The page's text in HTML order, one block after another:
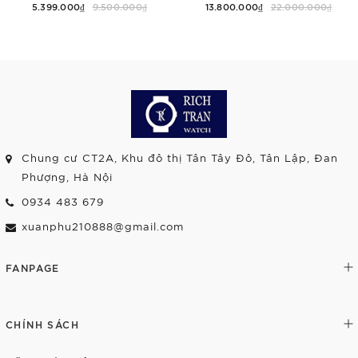
5.399.000₫ 9.500.000₫ 13.800.000₫ 22.000.000₫
Chung cư CT2A, Khu đô thị Tân Tây Đô, Tân Lập, Đan
Phượng, Hà Nội
0934 483 679
xuanphu210888@gmail.com
FANPAGE
CHÍNH SÁCH